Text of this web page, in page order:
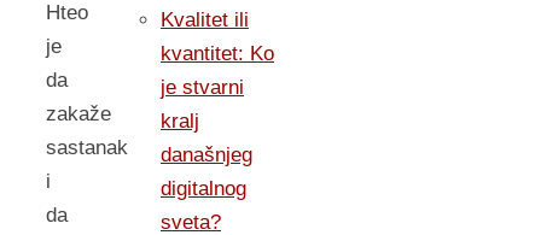
Hteo
je
da
zakaže
sastanak
i
da
Kvalitet ili
kvantitet: Ko
je stvarni
kralj
današnjeg
digitalnog
sveta?